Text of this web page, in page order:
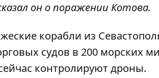
он о поражении Котова.
корабли из
судов в 200 морских
контролируют дроны.